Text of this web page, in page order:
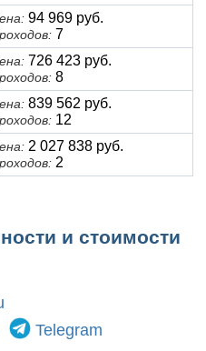
94 969 руб.
7
726 423 руб.
8
839 562 руб.
12
2 027 838 руб.
2
и стоимости
Telegram